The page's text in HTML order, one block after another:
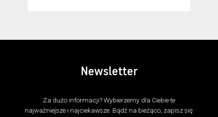
Newsletter
Za dużo informacji? Wybierzemy dla Ciebie te
najważniejsze i najciekawsze. Bądź na bieżąco, zapisz się